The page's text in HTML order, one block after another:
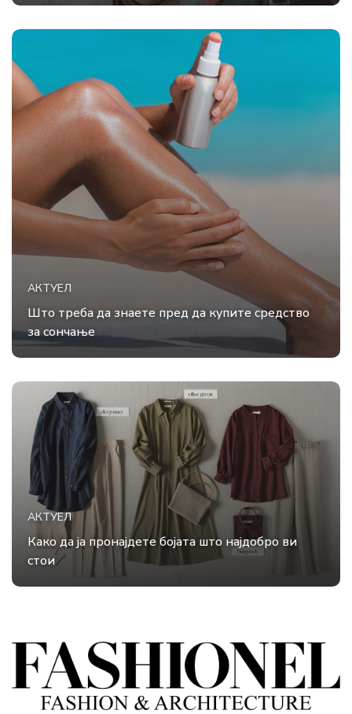
АКТУЕЛ
Што треба да знаете пред да купите средство
за сончање
АКТУЕЛ
Како да ја пронајдете бојата што најдобро ви
стои